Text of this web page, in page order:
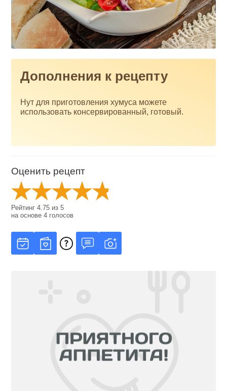
Дополнения к рецепту
Нут для приготовления хумуса можете
использовать консервированный, готовый.
Оценить рецепт
Рейтинг4.75 из5
на основе4 голосов